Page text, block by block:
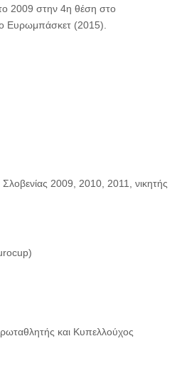
2009 στην 4η θέση στο
Ευρωμπάσκετ (2015).
2009, 2010, 2011, νικητής
και Κυπελλούχος